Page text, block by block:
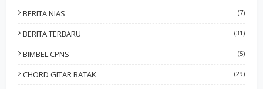
BERITA NIAS (7)
BERITA TERBARU (31)
BIMBEL CPNS (5)
CHORD GITAR BATAK (29)